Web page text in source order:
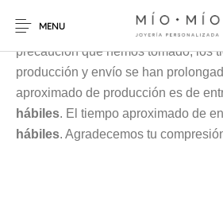
MENU
Cada pieza es elaborada en
para tí, debido a la contingencia y a
precaución que hemos tomado, los
producción y envío se han
aproximado de producción es de
hábiles. El tiempo aproximado de
hábiles. Agradecemos tu